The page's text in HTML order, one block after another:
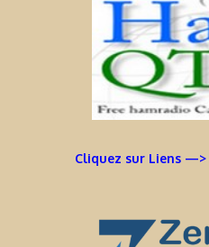
Cliquez sur Liens —>